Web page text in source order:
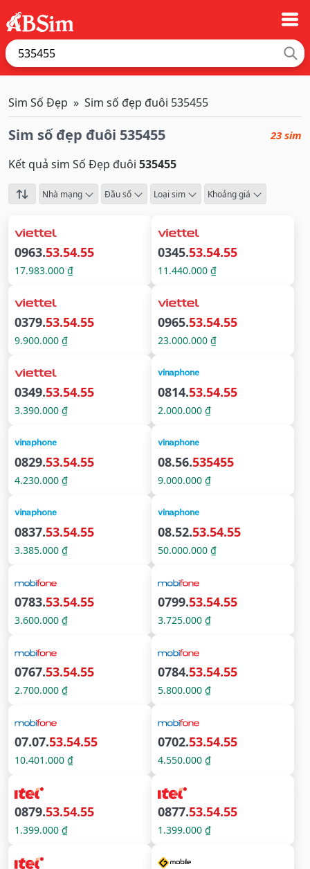
Sim Số Đẹp Sim số đẹp đuôi 535455
Sim số đẹp đuôi 535455 23 sim
Kết quả sim Số Đẹp đuôi 535455
Nhà mạng Đầu số Loại sim Khoảng giá
0963.53.54.55
17.983.000 ₫
0345.53.54.55
11.440.000 ₫
0379.53.54.55
9.900.000 ₫
0965.53.54.55
23.000.000 ₫
0349.53.54.55
3.390.000 ₫
0814.53.54.55
2.000.000 ₫
0829.53.54.55
4.230.000 ₫
08.56.535455
9.000.000 ₫
0837.53.54.55
3.385.000 ₫
08.52.53.54.55
50.000.000 ₫
0783.53.54.55
3.600.000 ₫
0799.53.54.55
3.725.000 ₫
0767.53.54.55
2.700.000 ₫
0784.53.54.55
5.800.000 ₫
07.07.53.54.55
10.401.000 ₫
0702.53.54.55
4.550.000 ₫
0879.53.54.55
1.399.000 ₫
0877.53.54.55
1.399.000 ₫